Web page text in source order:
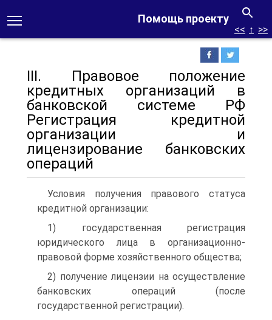
Помощь проекту
<< ↑ >>
III. Правовое положение
кредитных организаций в
банковской системе РФ
Регистрация кредитной
организации и
лицензирование банковских
операций
Условия получения правового статуса
кредитной организации:
1) государственная регистрация
юридического лица в организационно-
правовой форме хозяйственного общества;
2) получение лицензии на осуществление
банковских операций (после
государственной регистрации).